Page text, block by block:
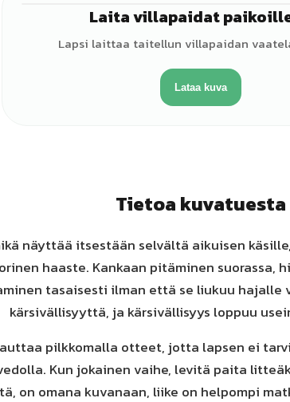
Laita villapaidat
Lapsi laittaa taitellun villapaidan
Lataa kuva
Tietoa kuvatuesta
näyttää itsestään selvältä aikuisen
haaste. Kankaan pitäminen suorassa,
tasaisesti ilman että se liukuu
kärsivällisyyttä, ja kärsivällisyys loppuu
pilkkomalla otteet, jotta lapsen ei
Kun jokainen vaihe, levitä paita
on omana kuvanaan, liike on helpompi